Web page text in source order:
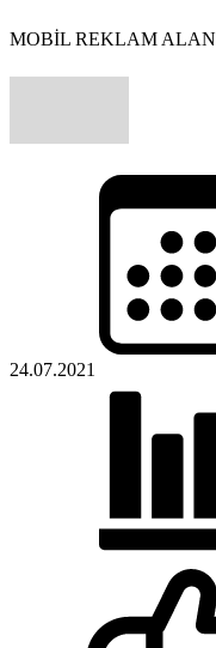
MOBİL REKLAM
24.07.2021